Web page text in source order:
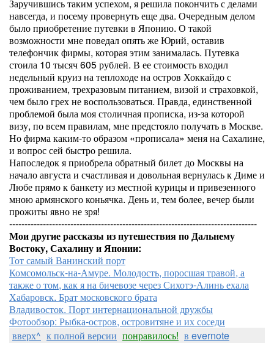
Заручившись таким успехом, я решила покончить с делами
навсегда, и посему провернуть еще два. Очередным делом
было приобретение путевки в Японию. О такой
возможности мне поведал опять же Юрий, оставив
телефончик фирмы, которая этим занималась. Путевка
стоила 10 тысяч 605 рублей. В ее стоимость входил
недельный круиз на теплоходе на остров Хоккайдо с
проживанием, трехразовым питанием, визой и страховкой,
чем было грех не воспользоваться. Правда, единственной
проблемой была моя столичная прописка, из-за которой
визу, по всем правилам, мне предстояло получать в Москве.
Но фирма каким-то образом «прописала» меня на Сахалине,
и вопрос сей быстро решила.
Напоследок я приобрела обратный билет до Москвы на
начало августа и счастливая и довольная вернулась к Диме и
Любе прямо к банкету из местной курицы и привезенного
мною армянского коньячка. День и, тем более, вечер были
прожиты явно не зря!
---------------------------------------------------------------------------------
Мои другие рассказы из путешествия по Дальнему
Востоку, Сахалину и Японии:
Тот самый Ванинский порт
Комсомольск-на-Амуре. Молодость, поросшая травой, а
также о том, как я на бичевозе через Сихотэ-Алинь ехала
Хабаровск. Брат московского брата
Владивосток. Порт интернациональной дружбы
Фотообзор: Рыбка-остров, островитяне и их соседи
вверх^ к полной версии понравилось! в evernote